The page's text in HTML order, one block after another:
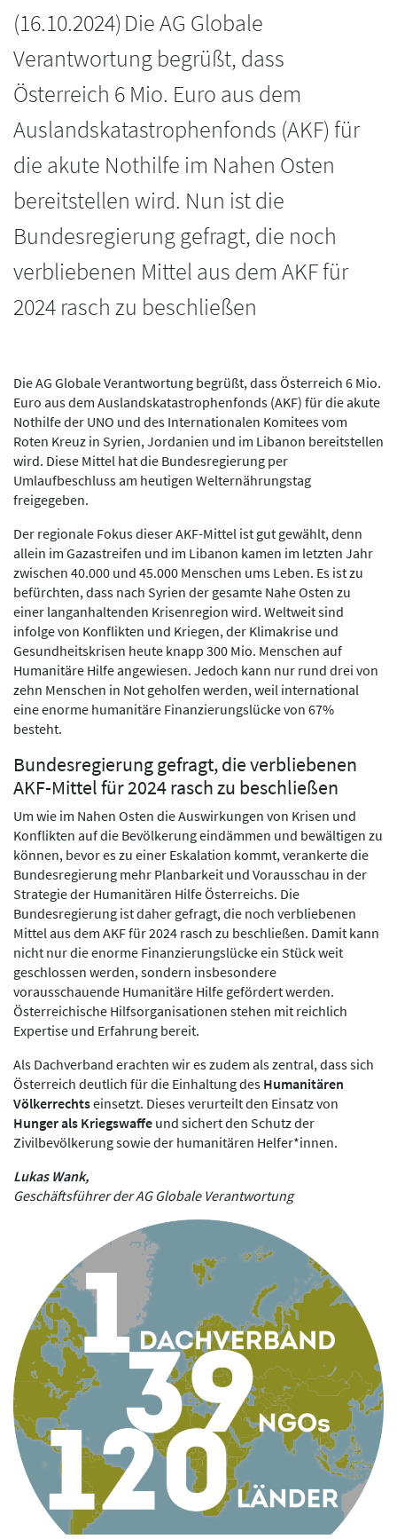
(16.10.2024) Die AG Globale
Verantwortung begrüßt, dass
Österreich 6 Mio. Euro aus dem
Auslandskatastrophenfonds (AKF) für
die akute Nothilfe im Nahen Osten
bereitstellen wird. Nun ist die
Bundesregierung gefragt, die noch
verbliebenen Mittel aus dem AKF für
2024 rasch zu beschließen
Die AG Globale Verantwortung begrüßt, dass Österreich 6 Mio.
Euro aus dem Auslandskatastrophenfonds (AKF) für die akute
Nothilfe der UNO und des Internationalen Komitees vom
Roten Kreuz in Syrien, Jordanien und im Libanon bereitstellen
wird. Diese Mittel hat die Bundesregierung per
Umlaufbeschluss am heutigen Welternährungstag
freigegeben.
Der regionale Fokus dieser AKF-Mittel ist gut gewählt, denn
allein im Gazastreifen und im Libanon kamen im letzten Jahr
zwischen 40.000 und 45.000 Menschen ums Leben. Es ist zu
befürchten, dass nach Syrien der gesamte Nahe Osten zu
einer langanhaltenden Krisenregion wird. Weltweit sind
infolge von Konflikten und Kriegen, der Klimakrise und
Gesundheitskrisen heute knapp 300 Mio. Menschen auf
Humanitäre Hilfe angewiesen. Jedoch kann nur rund drei von
zehn Menschen in Not geholfen werden, weil international
eine enorme humanitäre Finanzierungslücke von 67%
besteht.
Bundesregierung gefragt, die verbliebenen
AKF-Mittel für 2024 rasch zu beschließen
Um wie im Nahen Osten die Auswirkungen von Krisen und
Konflikten auf die Bevölkerung eindämmen und bewältigen zu
können, bevor es zu einer Eskalation kommt, verankerte die
Bundesregierung mehr Planbarkeit und Vorausschau in der
Strategie der Humanitären Hilfe Österreichs. Die
Bundesregierung ist daher gefragt, die noch verbliebenen
Mittel aus dem AKF für 2024 rasch zu beschließen. Damit kann
nicht nur die enorme Finanzierungslücke ein Stück weit
geschlossen werden, sondern insbesondere
vorausschauende Humanitäre Hilfe gefördert werden.
Österreichische Hilfsorganisationen stehen mit reichlich
Expertise und Erfahrung bereit.
Als Dachverband erachten wir es zudem als zentral, dass sich
Österreich deutlich für die Einhaltung des Humanitären
Völkerrechtseinsetzt. Dieses verurteilt den Einsatz von
Hunger als Kriegswaffe und sichert den Schutz der
Zivilbevölkerung sowie der humanitären Helfer*innen.
Lukas Wank,
Geschäftsführer der AG Globale Verantwortung